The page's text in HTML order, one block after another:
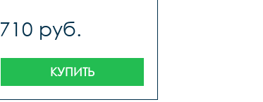
710 руб.
КУПИТЬ